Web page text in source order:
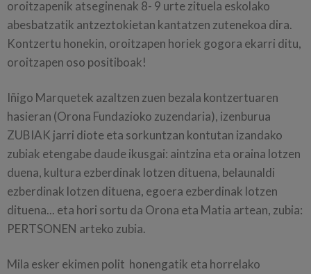
oroitzapenik atseginenak 8- 9 urte zituela eskolako
abesbatzatik antzeztokietan kantatzen zutenekoa dira.
Kontzertu honekin, oroitzapen horiek gogora ekarri ditu,
oroitzapen oso positiboak!
Iñigo Marquetek azaltzen zuen bezala kontzertuaren
hasieran (Orona Fundazioko zuzendaria), izenburua
ZUBIAK jarri diote eta sorkuntzan kontutan izandako
zubiak etengabe daude ikusgai: aintzina eta oraina lotzen
duena, kultura ezberdinak lotzen dituena, belaunaldi
ezberdinak lotzen dituena, egoera ezberdinak lotzen
dituena... eta hori sortu da Orona eta Matia artean, zubia:
PERTSONEN arteko zubia.
Mila esker ekimen polit honengatik eta horrelako